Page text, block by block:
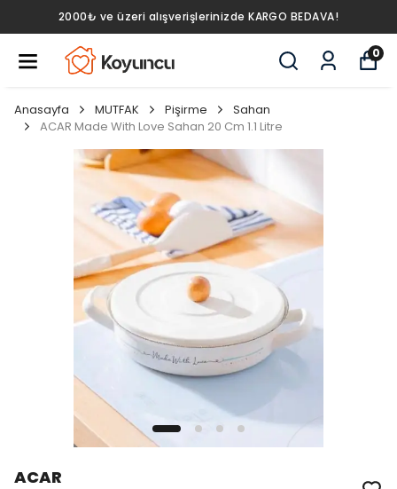
2000₺ ve üzeri alışverişlerinizde KARGO BEDAVA!
0
Anasayfa MUTFAK Pişirme
Sahan
ACAR Made With Love Sahan 20 Cm 1.1 Litre
ACAR